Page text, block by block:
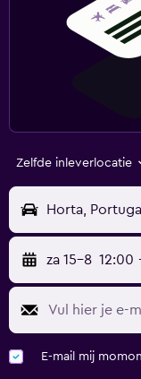
Zelfde inleverlocatie
Horta, Portugal
za 15-8 12:00
E-mail mij